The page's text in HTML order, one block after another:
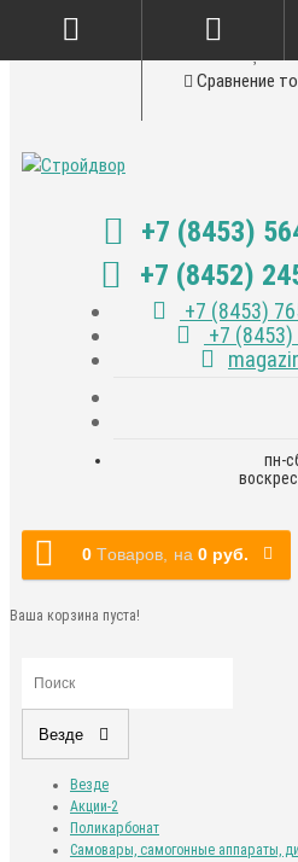
Сравнение
+7 (8453)
+7 (8452)
+7 (8453)
+7
пн-
0 Tоваров, на 0 руб.
Ваша корзина пуста!
Везде
Везде
Акции-2
Поликарбонат
Самовары, самогонные аппараты,